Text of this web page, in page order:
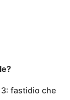
fastidio che